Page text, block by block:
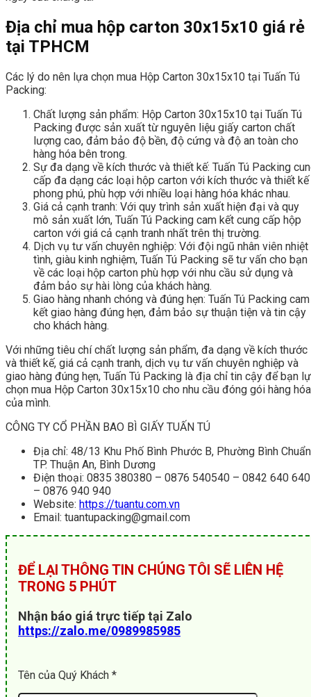
Địa chỉ mua hộp carton 30x15x10 giá rẻ
tại TPHCM
Các lý do nên lựa chọn mua Hộp Carton 30x15x10 tại Tuấn Tú
Packing:
Chất lượng sản phẩm: Hộp Carton 30x15x10 tại Tuấn Tú
Packing được sản xuất từ nguyên liệu giấy carton chất
lượng cao, đảm bảo độ bền, độ cứng và độ an toàn cho
hàng hóa bên trong.
Sự đa dạng về kích thước và thiết kế: Tuấn Tú Packing
cấp đa dạng các loại hộp carton với kích thước và thiết kế
phong phú, phù hợp với nhiều loại hàng hóa khác nhau.
Giá cả cạnh tranh: Với quy trình sản xuất hiện đại và quy
mô sản xuất lớn, Tuấn Tú Packing cam kết cung cấp hộp
carton với giá cả cạnh tranh nhất trên thị trường.
Dịch vụ tư vấn chuyên nghiệp: Với đội ngũ nhân viên nhiệt
tình, giàu kinh nghiệm, Tuấn Tú Packing sẽ tư vấn cho bạn
về các loại hộp carton phù hợp với nhu cầu sử dụng và
đảm bảo sự hài lòng của khách hàng.
Giao hàng nhanh chóng và đúng hẹn: Tuấn Tú Packing cam
kết giao hàng đúng hẹn, đảm bảo sự thuận tiện và tin cậy
cho khách hàng.
Với những tiêu chí chất lượng sản phẩm, đa dạng về kích thước
và thiết kế, giá cả cạnh tranh, dịch vụ tư vấn chuyên nghiệp và
giao hàng đúng hẹn, Tuấn Tú Packing là địa chỉ tin cậy để bạn
chọn mua Hộp Carton 30x15x10 cho nhu cầu đóng gói hàng hóa
của mình.
CÔNG TY CỔ PHẦN BAO BÌ GIẤY TUẤN TÚ
Địa chỉ: 48/13 Khu Phố Bình Phước B, Phường Bình
TP. Thuận An, Bình Dương
Điện thoại: 0835 380380 – 0876 540540 – 0842 640 640
– 0876 940 940
Website: https://tuantu.com.vn
Email: tuantupacking@gmail.com
ĐỂ LẠI THÔNG TIN CHÚNG TÔI SẼ LIÊN HỆ
TRONG 5 PHÚT
Nhận báo giá trực tiếp tại Zalo
https://zalo.me/0989985985
Tên của Quý Khách *